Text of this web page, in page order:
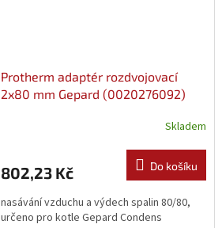
Protherm adaptér rozdvojovací
2x80 mm Gepard (0020276092)
Skladem
802,23 Kč Do košíku
nasávání vzduchu a výdech spalin 80/80,
určeno pro kotle Gepard Condens